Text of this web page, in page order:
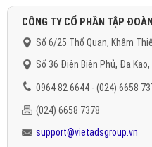
CÔNG TY CỔ PHẦN TẬP